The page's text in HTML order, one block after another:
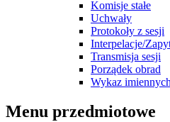
Komisje stałe
Uchwały
Protokoły z sesji
Interpelacje/
Transmisja sesji
Porządek obrad
Wykaz
Menu przedmiotowe